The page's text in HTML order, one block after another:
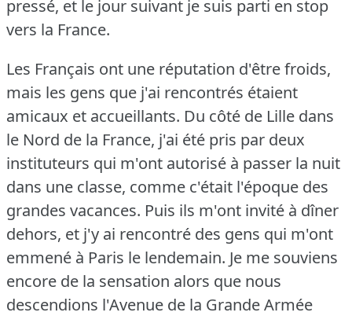
pressé, et le jour suivant je suis parti en stop
vers la France.
Les Français ont une réputation d'être froids,
mais les gens que j'ai rencontrés étaient
amicaux et accueillants. Du côté de Lille dans
le Nord de la France, j'ai été pris par deux
instituteurs qui m'ont autorisé à passer la nuit
dans une classe, comme c'était l'époque des
grandes vacances. Puis ils m'ont invité à dîner
dehors, et j'y ai rencontré des gens qui m'ont
emmené à Paris le lendemain. Je me souviens
encore de la sensation alors que nous
descendions l'Avenue de la Grande Armée